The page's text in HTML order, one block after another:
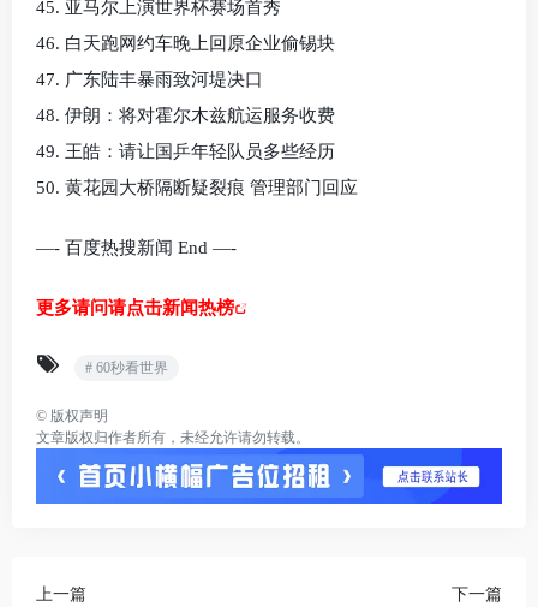
45. 亚马尔上演世界杯赛场首秀
46. 白天跑网约车晚上回原企业偷锡块
47. 广东陆丰暴雨致河堤决口
48. 伊朗：将对霍尔木兹航运服务收费
49. 王皓：请让国乒年轻队员多些经历
50. 黄花园大桥隔断疑裂痕 管理部门回应
—- 百度热搜新闻 End —-
更多请问请点击新闻热榜
# 60秒看世界
© 版权声明
文章版权归作者所有，未经允许请勿转载。
上一篇 下一篇